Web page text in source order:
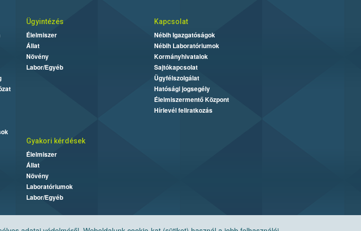
Ügyintézés
Élelmiszer
Állat
Növény
Labor/Egyéb
Kapcsolat
Nébih Igazgatóságok
Nébih Laboratóriumok
Kormányhivatalok
Sajtókapcsolat
Ügyfélszolgálat
Hatósági jogsegély
Élelmiszermentő Központ
Hírlevél feliratkozás
Gyakori kérdések
Élelmiszer
Állat
Növény
Laboratóriumok
Labor/Egyéb